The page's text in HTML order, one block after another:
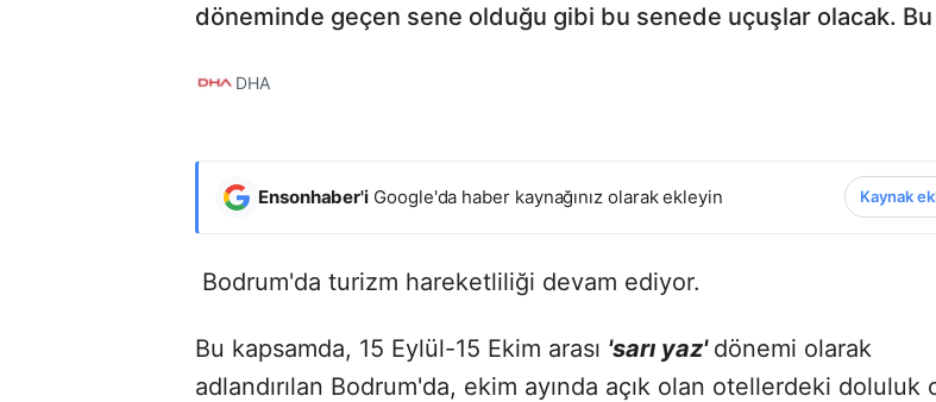
döneminde geçen sene olduğu gibi bu senede uçuşlar olacak.
DHA
Ensonhaber'i Google'da haber kaynağınız olarak ekleyin Kaynak
Bodrum'da turizm hareketliliği devam ediyor.
Bu kapsamda, 15 Eylül-15 Ekim arası 'sarı yaz' dönemi olarak
adlandırılan Bodrum'da, ekim ayında açık olan otellerdeki doluluk